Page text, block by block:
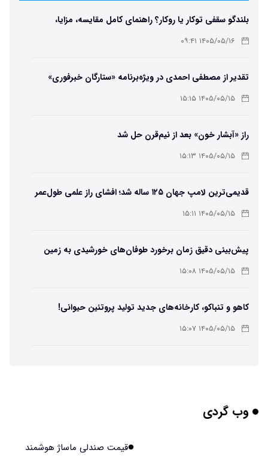
بلندگو سقفی توکار یا روکار؟ راهنمای کامل مقایسه، مزایا،
معایب و انتخاب بهترین مدل
۱۴۰۵/۰۵/۱۶ ۰۹:۴۱
تقدیر از مصطفی احمدی در ویژه‌برنامه «ستارگان خبرفوری»
۱۴۰۵/۰۵/۱۵ ۱۵:۱۵
راز «آبشار خون» بعد از نیم‌قرن حل شد
۱۴۰۵/۰۵/۱۵ ۱۵:۱۳
قدیمی‌ترین لامپ جهان ۱۲۵ ساله شد؛ افشای راز علمی طول‌عمر
لامپ سنتنیال
۱۴۰۵/۰۵/۱۵ ۱۵:۱۱
پیش‌بینی دقیق زمان برخورد طوفان‌های خورشیدی به زمین
ممکن شد
۱۴۰۵/۰۵/۱۵ ۱۵:۰۸
کاهو و تنباکو، کارخانه‌های جدید تولید پروتئین حیوانی!
۱۴۰۵/۰۵/۱۵ ۱۵:۰۷
چرا افراد مضطرب دنیا را متفاوت می بینند؟
وب گردی
قیمت صندلی ماساژ هوشمند